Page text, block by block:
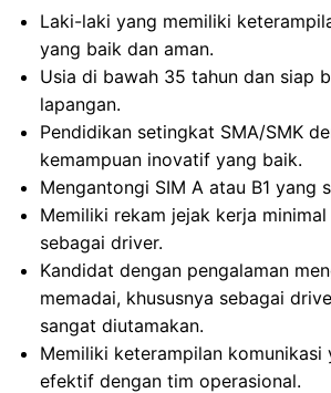
Laki-laki yang memiliki
yang baik dan aman.
Usia di bawah 35 tahun dan siap
lapangan.
Pendidikan setingkat SMA/SMK
kemampuan inovatif yang baik.
Mengantongi SIM A atau B1 yang
Memiliki rekam jejak kerja
sebagai driver.
Kandidat dengan pengalaman
memadai, khususnya sebagai
sangat diutamakan.
Memiliki keterampilan komunikasi
efektif dengan tim operasional.